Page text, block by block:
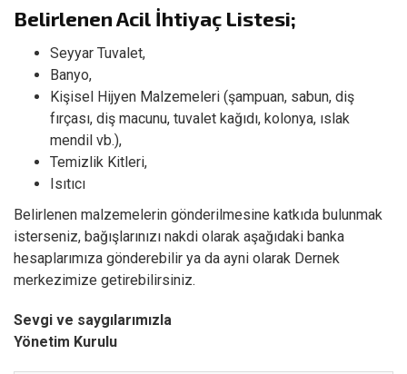
Belirlenen Acil İhtiyaç Listesi;
Seyyar Tuvalet,
Banyo,
Kişisel Hijyen Malzemeleri (şampuan, sabun, diş
fırçası, diş macunu, tuvalet kağıdı, kolonya, ıslak
mendil vb.),
Temizlik Kitleri,
Isıtıcı
Belirlenen malzemelerin gönderilmesine katkıda bulunmak
isterseniz, bağışlarınızı nakdi olarak aşağıdaki banka
hesaplarımıza gönderebilir ya da ayni olarak Dernek
merkezimize getirebilirsiniz.
Sevgi ve saygılarımızla
Yönetim Kurulu